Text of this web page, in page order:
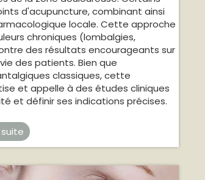
d'acupuncture, combinant ainsi
locale. Cette approche
chroniques (lombalgies,
des résultats encourageants sur
des patients. Bien que
classiques, cette
et appelle à des études cliniques
et définir ses indications précises.
suite